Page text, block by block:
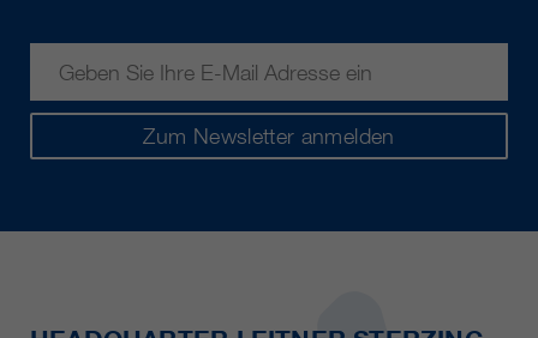
Zum Newsletter anmelden